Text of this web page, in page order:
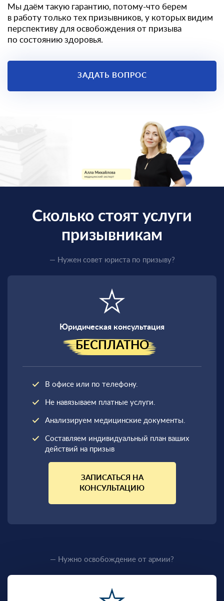
Мы даём такую гарантию, потому-что берем
в работу только тех призывников, у которых видим
перспективу для освобождения от призыва
по состоянию здоровья.
ЗАДАТЬ ВОПРОС
Сколько стоят услуги
призывникам
— Нужен совет юриста по призыву?
Юридическая консультация
БЕСПЛАТНО
В офисе или по телефону.
Не навязываем платные услуги.
Анализируем медицинские документы.
Составляем индивидуальный план ваших
действий на призыв
ЗАПИСАТЬСЯ НА
КОНСУЛЬТАЦИЮ
— Нужно освобождение от армии?